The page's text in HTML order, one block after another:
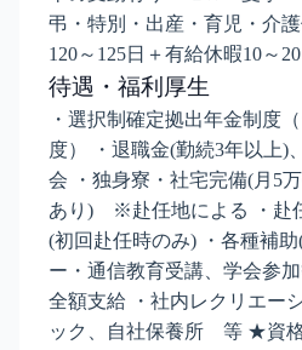
弔・特別・出産・育児・介
120～125日＋有給休暇10～20
待遇・福利厚生
・選択制確定拠出年金制度
度） ・退職金(勤続3年以上)
会 ・独身寮・社宅完備(月5
あり) ※赴任地による ・赴
(初回赴任時のみ) ・各種補
ー・通信教育受講、学会参
全額支給 ・社内レクリエー
ック、自社保養所 等 ★資